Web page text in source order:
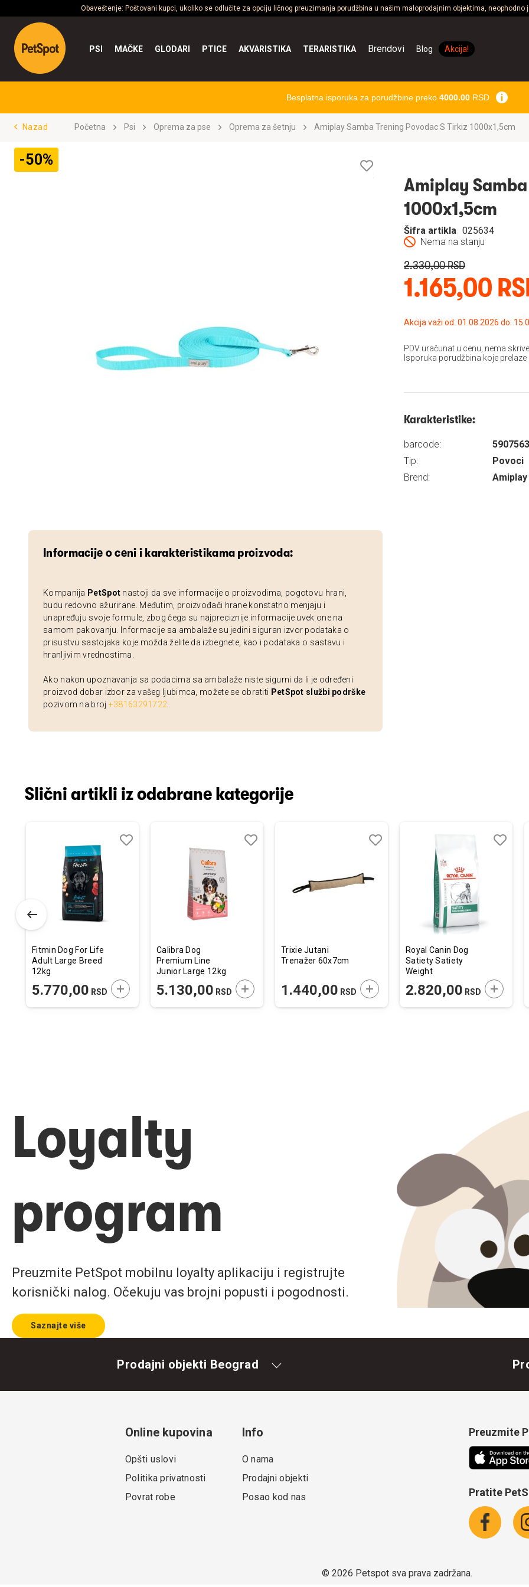
Obaveštenje: Poštovani kupci, ukoliko se odlučite za opciju ličnog preuzimanja porudžbina u našim maloprodajnim objektima,
PSI MAČKE GLODARI PTICE AKVARISTIKA TERARISTIKA Brendovi Blog Akcija!
Besplatna isporuka za porudžbine preko 4000.00RSD.
Nazad Početna Psi Oprema za pse Oprema za šetnju Amiplay Samba Trening Povodac S Tirkiz 1000x1,5cm
-50%
Informacije o ceni i karakteristikama proizvoda:
Kompanija PetSpot nastoji da sve informacije o proizvodima, pogotovu hrani,
budu redovno ažurirane. Međutim, proizvođači hrane konstatno menjaju i
unapređuju svoje formule, zbog čega su najpreciznije informacije uvek one na
samom pakovanju. Informacije sa ambalaže su jedini siguran izvor podataka o
prisustvu sastojaka koje možda želite da izbegnete, kao i podataka o sastavu i
hranljivim vrednostima.
Ako nakon upoznavanja sa podacima sa ambalaže niste sigurni da li je određeni
proizvod dobar izbor za vašeg ljubimca, možete se obratiti PetSpot službi podrške
pozivom na broj +38163291722
želja
Amiplay Samba
1000x1,5cm
Nema na stanju
Šifra artikla 025634
1.165,00
2.330,00 RSD
Akcija važi od:
PDV uračunat u cenu, nema
Isporuka porudžbina koje
Karakteristike:
barcode:
Tip:
Povoci
Brend:
Amiplay
Slični artikli iz odabrane kategorije
U KORPU
Fitmin Dog For Life
Adult Large Breed
12kg
5.770,00 RSD DODAJTE U KORPU
Calibra Dog
Premium Line
Junior Large 12kg
5.130,00 RSD DODAJTE U KORPU
Trixie Jutani
Trenažer 60x7cm
1.440,00 RSD DODAJTE U KORPU
želja
Royal Canin Dog
Satiety Satiety
Weight
2.820,00 RSD
Loyalty
program
Preuzmite PetSpot mobilnu loyalty aplikaciju i registrujte
korisnički nalog. Očekuju vas brojni popusti i pogodnosti.
Saznajte više
Prodajni objekti Beograd
Online kupovina
Opšti uslovi
Politika privatnosti
Povrat robe
Info
O nama
Prodajni objekti
Posao kod nas
Preuzmite
Pratite
© 2026 Petspot sva prava zadržana.